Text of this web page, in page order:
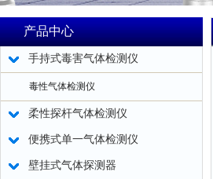
产品中心
手持式毒害气体检测仪
毒性气体检测仪
柔性探杆气体检测仪
便携式单一气体检测仪
壁挂式气体探测器